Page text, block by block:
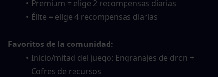
Premium = elige 2 recompensas diarias
Élite = elige 4 recompensas diarias
Favoritos de la comunidad:
Inicio/mitad del juego: Engranajes de dron +
Cofres de recursos